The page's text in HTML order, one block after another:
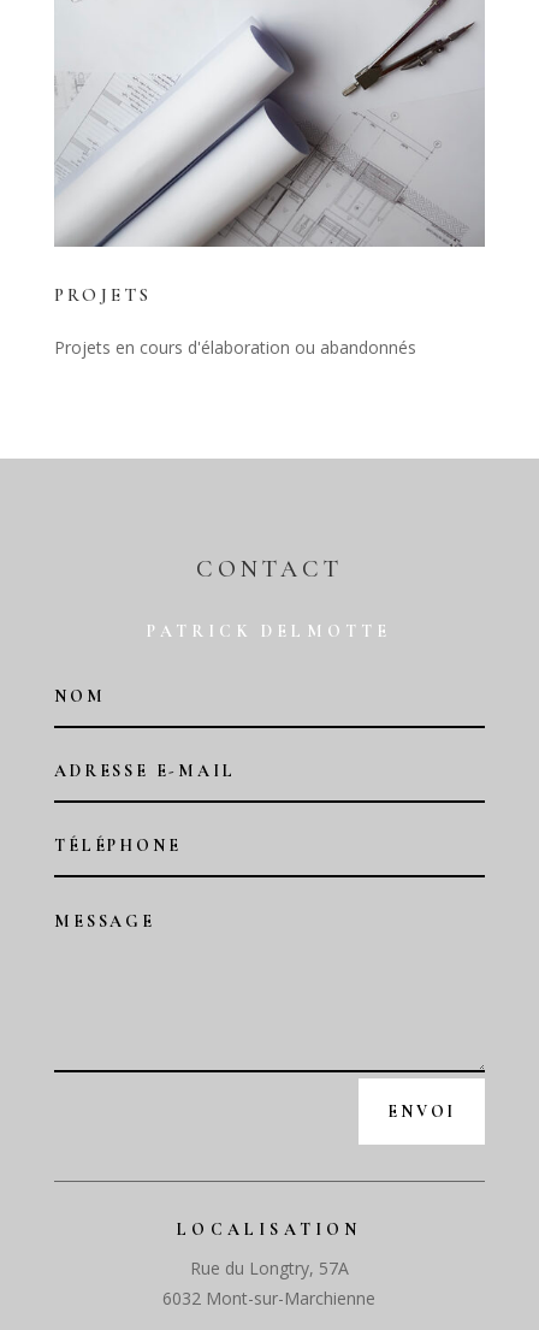
PROJETS
Projets en cours d'élaboration ou abandonnés
CONTACT
PATRICK DELMOTTE
ENVOI
LOCALISATION
Rue du Longtry, 57A
6032 Mont-sur-Marchienne